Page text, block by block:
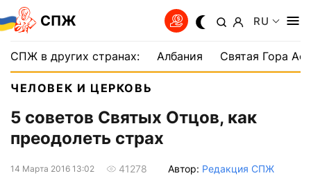
СПЖ RU
СПЖ в других странах: Албания Святая Гора
ЧЕЛОВЕК И ЦЕРКОВЬ
5 советов Святых Отцов, как
преодолеть страх
14 Марта 2016 13:02 41278 Автор: Редакция СПЖ